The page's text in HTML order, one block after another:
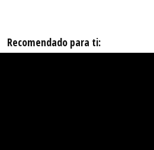
Recomendado para ti: